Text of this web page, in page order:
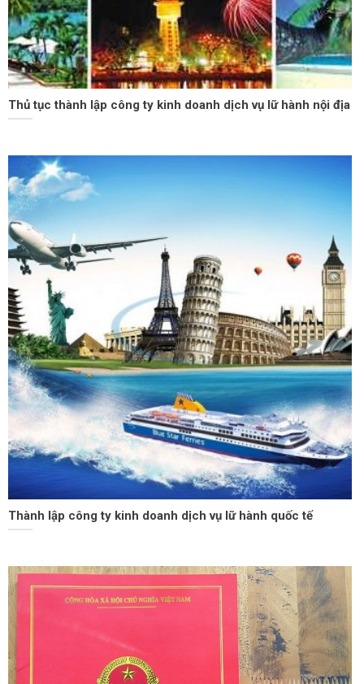
Thủ tục thành lập công ty kinh doanh dịch vụ lữ hành nội địa
Thành lập công ty kinh doanh dịch vụ lữ hành quốc tế